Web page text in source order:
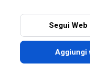
Segui Web
Aggiungi